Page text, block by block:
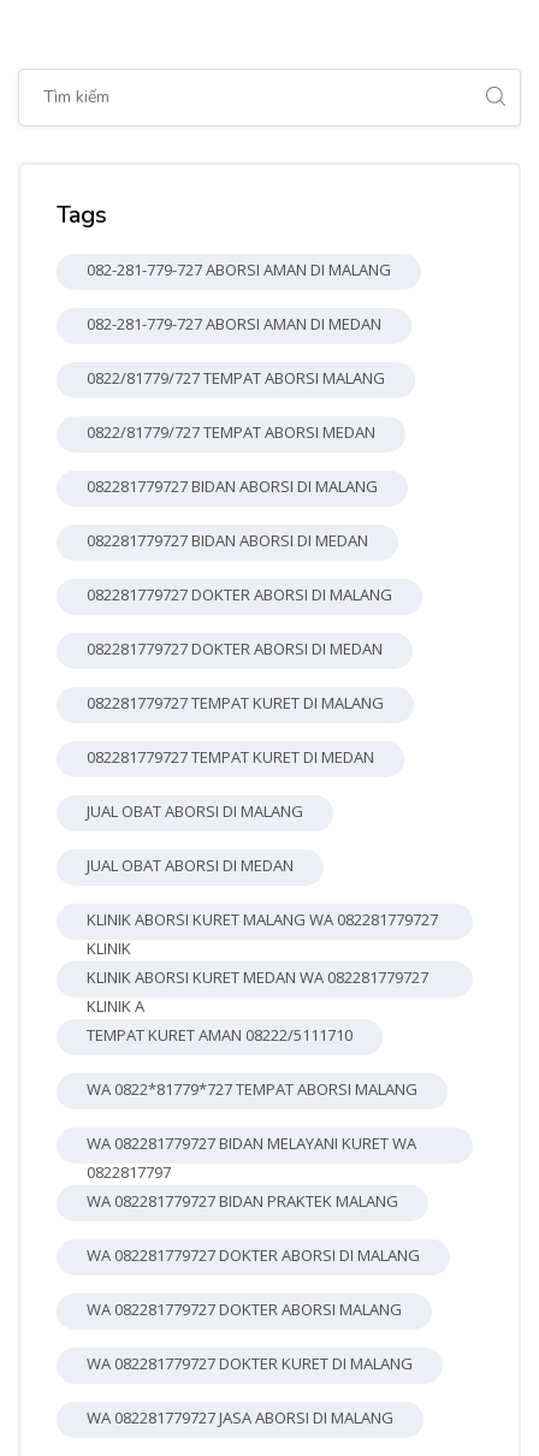
Tags
082-281-779-727 ABORSI AMAN DI MALANG
082-281-779-727 ABORSI AMAN DI MEDAN
0822/81779/727 TEMPAT ABORSI MALANG
0822/81779/727 TEMPAT ABORSI MEDAN
082281779727 BIDAN ABORSI DI MALANG
082281779727 BIDAN ABORSI DI MEDAN
082281779727 DOKTER ABORSI DI MALANG
082281779727 DOKTER ABORSI DI MEDAN
082281779727 TEMPAT KURET DI MALANG
082281779727 TEMPAT KURET DI MEDAN
JUAL OBAT ABORSI DI MALANG
JUAL OBAT ABORSI DI MEDAN
KLINIK ABORSI KURET MALANG WA 082281779727
KLINIK
KLINIK ABORSI KURET MEDAN WA 082281779727
KLINIK A
TEMPAT KURET AMAN 08222/5111710
WA 0822*81779*727 TEMPAT ABORSI MALANG
WA 082281779727 BIDAN MELAYANI KURET WA
0822817797
WA 082281779727 BIDAN PRAKTEK MALANG
WA 082281779727 DOKTER ABORSI DI MALANG
WA 082281779727 DOKTER ABORSI MALANG
WA 082281779727 DOKTER KURET DI MALANG
WA 082281779727 JASA ABORSI DI MALANG